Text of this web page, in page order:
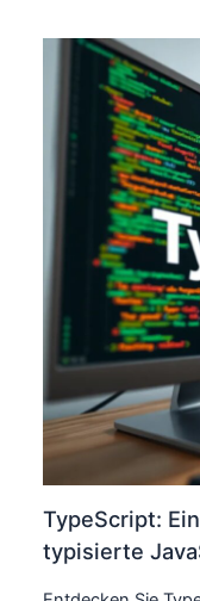
TypeScript:
typisierte